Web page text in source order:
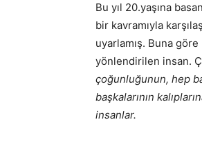
Bu yıl 20.yaşına
bir kavramıyla
uyarlamış. Buna
yönlendirilen insan.
çoğunluğunun, hep
başkalarının
insanlar.